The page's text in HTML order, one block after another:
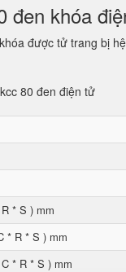
đen khóa
được tử trang bị
* S ) mm
* R * S ) mm
* R * S ) mm